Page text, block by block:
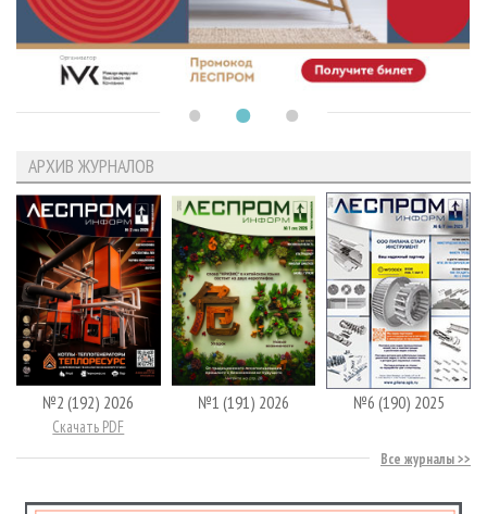
АРХИВ ЖУРНАЛОВ
№2 (192) 2026
Скачать PDF
№1 (191) 2026 №6 (190) 2025
Все журналы